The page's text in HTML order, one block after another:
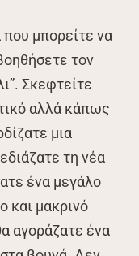
μπορείτε να
τον
Σκεφτείτε
αλλά κάπως
μια
τη νέα
ένα μεγάλο
και μακρινό
αγοράζατε ένα